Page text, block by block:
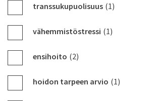
transsukupuolisuus (1)
vähemmistöstressi (1)
ensihoito (2)
hoidon tarpeen arvio (1)